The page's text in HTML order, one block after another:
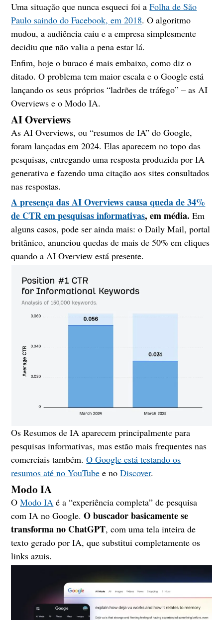
Uma situação que nunca esqueci foi aFolha de São
Paulo saindo do Facebook, em 2018. O algoritmo
mudou, a audiência caiu e a empresa simplesmente
decidiu que não valia a pena estar lá.
Enfim, hoje o buraco é mais embaixo, como diz o
ditado. O problema tem maior escala e o Google está
lançando os seus próprios “ladrões de tráfego” – as AI
Overviews e o Modo IA.
AI Overviews
As AI Overviews, ou “resumos de IA” do Google,
foram lançadas em 2024. Elas aparecem no topo das
pesquisas, entregando uma resposta produzida por IA
generativa e fazendo uma citação aos sites consultados
nas respostas.
A presença das AI Overviews causa queda de 34%
de CTR em pesquisas informativas, em média.Em
alguns casos, pode ser ainda mais: o Daily Mail, portal
britânico, anunciou quedas de mais de 50% em cliques
quando a AI Overview está presente.
Os Resumos de IA aparecem principalmente para
pesquisas informativas, mas estão mais frequentes nas
comerciais também.O Google está testando os
resumos até no YouTube e noDiscover.
Modo IA
OModo IA é a “experiência completa” de pesquisa
com IA no Google.O buscador basicamente se
transforma no ChatGPT, com uma tela inteira de
texto gerado por IA, que substitui completamente os
links azuis.